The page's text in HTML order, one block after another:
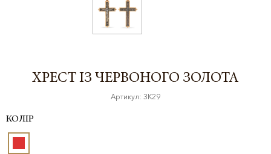
ХРЕСТ ІЗ ЧЕРВОНОГО ЗОЛОТА
Артикул: ЗК29
КОЛІР